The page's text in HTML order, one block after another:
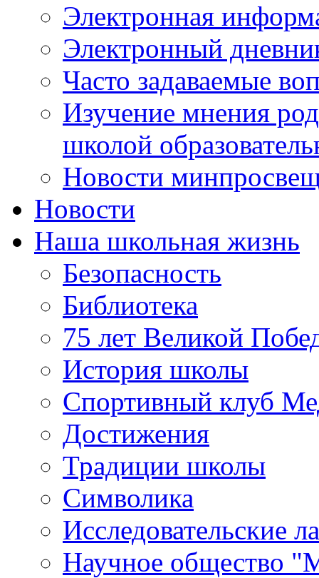
Электронная
Электронный
Часто задаваемые
Изучение мнения
школой
Новости
Новости
Наша школьная жизнь
Безопасность
Библиотека
75 лет Великой
История школы
Спортивный клуб
Достижения
Традиции школы
Символика
Исследовательские
Научное общество